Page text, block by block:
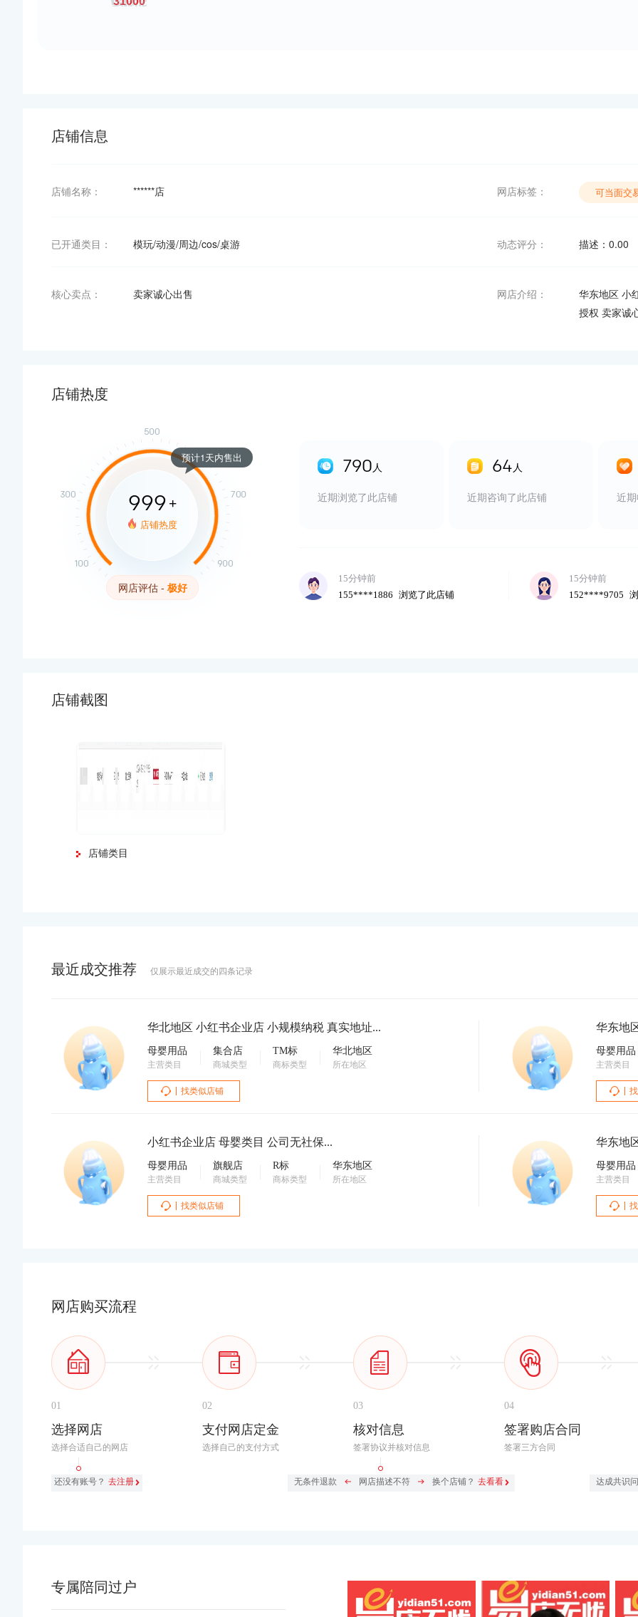
店铺信息
店铺名称： ******店 网店标签： 可当面交
已开通类目： 模玩/动漫/周边/cos/桌游 动态评分： 描述：
核心卖点： 卖家诚心出售 网店介绍：
华东地区 小
授权 卖家诚
店铺热度
999 +
店铺热度
预计1天内售出
网店评估 - 极好
790 人
近期浏览了此店铺
64 人
近期咨询了此店铺 近
5分钟前
15分钟前
155****1886 浏览了此店铺
15分钟前
152****9705
店铺截图
店铺类目
最近成交推荐 仅展示最近成交的四条记录
华北地区 小红书企业店 小规模纳税 真实地址...
母婴用品
主营类目
集合店
商城类型
TM标
商标类型
华北地区
所在地区
找类似店铺
母婴用品
主营类目
小红书企业店 母婴类目 公司无社保...
母婴用品
主营类目
旗舰店
商城类型
R标
商标类型
华东地区
所在地区
找类似店铺
华东地
母婴用品
主营类目
网店购买流程
01
选择网店
选择合适自己的网店
还没有账号？ 去注册
02
支付网店定金
选择自己的支付方式
03
核对信息
签署协议并核对信息
无条件退款 网店描述不符 换个店铺？ 去看看
04
签署购店合同
签署三方合同
达成共识
专属陪同过户